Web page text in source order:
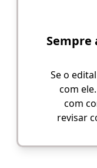
Sempre
Se o
com
com
revisar